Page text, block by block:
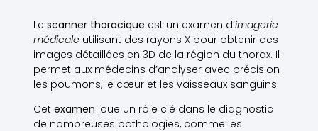
Le scanner thoracique est un examen d’imagerie
médicaleutilisant des rayons X pour obtenir des
images détaillées en 3D de la région du thorax. Il
permet aux médecins d’analyser avec précision
les poumons, le cœur et les vaisseaux sanguins.
Cet examen joue un rôle clé dans le diagnostic
de nombreuses pathologies, comme les